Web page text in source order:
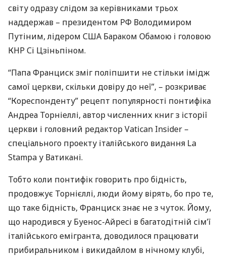
світу одразу слідом за керівниками трьох
наддержав – президентом РФ Володимиром
Путіним, лідером США Бараком Обамою і головою
КНРСі Цзіньпіном.
“Папа Франциск зміг поліпшити не стільки імідж
самої церкви, скільки довіру до неї”, – розкриває
“Кореспонденту” рецепт популярності понтифіка
Андреа Торніеллі, автор численних книг з історії
церкви і головний редактор Vatican Insider –
спеціального проекту італійського видання La
Stampa у Ватикані.
Тобто коли понтифік говорить про бідність,
продовжує Торнієллі, люди йому вірять, бо про те,
що таке бідність, Франциск знає не з чуток. Йому,
що народився у Буенос-Айресі в багатодітній сім’ї
італійського емігранта, доводилося працювати
прибиральником і викидайлом в нічному клубі,